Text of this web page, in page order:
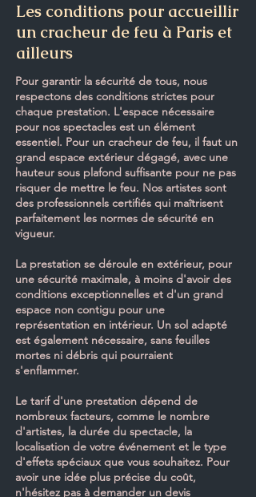
Les conditions pour accueillir
un cracheur de feu à Paris et
ailleurs
Pour garantir la sécurité de tous, nous
respectons des conditions strictes pour
chaque prestation. L'espace nécessaire
pour nos spectacles est un élément
essentiel. Pour un cracheur de feu, il faut un
grand espace extérieur dégagé, avec une
hauteur sous plafond suffisante pour ne pas
risquer de mettre le feu. Nos artistes sont
des professionnels certifiés qui maîtrisent
parfaitement les normes de sécurité en
vigueur.
La prestation se déroule en extérieur, pour
une sécurité maximale, à moins d'avoir des
conditions exceptionnelles et d'un grand
espace non contigu pour une
représentation en intérieur. Un sol adapté
est également nécessaire, sans feuilles
mortes ni débris qui pourraient
s'enflammer.
Le tarif d'une prestation dépend de
nombreux facteurs, comme le nombre
d'artistes, la durée du spectacle, la
localisation de votre événement et le type
d'effets spéciaux que vous souhaitez. Pour
avoir une idée plus précise du coût,
n'hésitez pas à demander un devis